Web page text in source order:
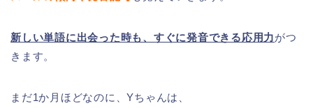
新しい単語に出会った時も、すぐに発音できる応用力がつ
きます。
まだ1か月ほどなのに、Yちゃんは、